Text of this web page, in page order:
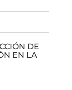
DE
EN LA